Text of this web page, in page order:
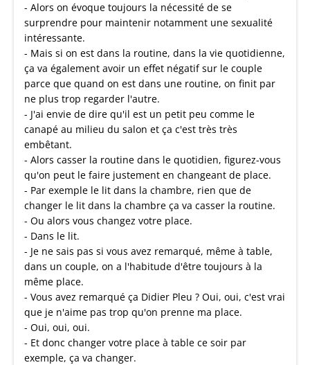
- Alors on évoque toujours la nécessité de se
surprendre pour maintenir notamment une sexualité
intéressante.
- Mais si on est dans la routine, dans la vie quotidienne,
ça va également avoir un effet négatif sur le couple
parce que quand on est dans une routine, on finit par
ne plus trop regarder l'autre.
- J'ai envie de dire qu'il est un petit peu comme le
canapé au milieu du salon et ça c'est très très
embêtant.
- Alors casser la routine dans le quotidien, figurez-vous
qu'on peut le faire justement en changeant de place.
- Par exemple le lit dans la chambre, rien que de
changer le lit dans la chambre ça va casser la routine.
- Ou alors vous changez votre place.
- Dans le lit.
- Je ne sais pas si vous avez remarqué, même à table,
dans un couple, on a l'habitude d'être toujours à la
même place.
- Vous avez remarqué ça Didier Pleu ? Oui, oui, c'est vrai
que je n'aime pas trop qu'on prenne ma place.
- Oui, oui, oui.
- Et donc changer votre place à table ce soir par
exemple, ça va changer.